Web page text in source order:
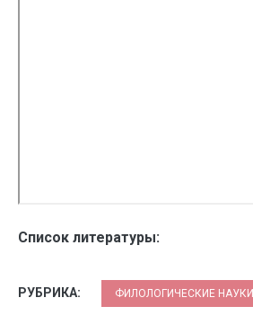
Список литературы:
РУБРИКА: ФИЛОЛОГИЧЕСКИЕ НАУКИ